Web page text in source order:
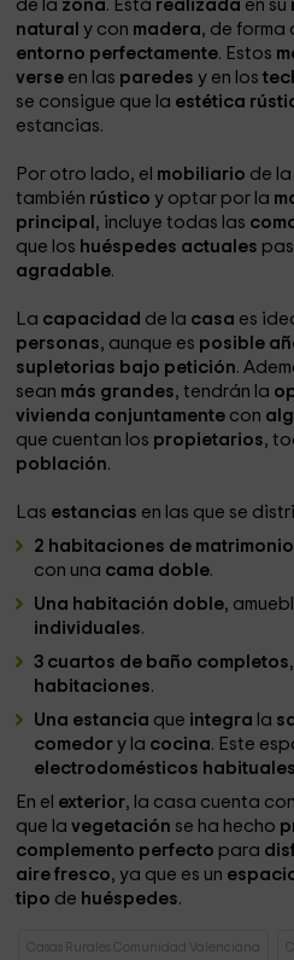
de la zona. Está realizada en su
naturaly con madera, de forma
entorno perfectamente. Estos
verse en las paredesy en los
se consigue que la estética
estancias.
Por otro lado, el mobiliario de la
también rústicoy optar por la
principal , incluye todas las
que los huéspedes actuales
agradable.
La capacidad de la casa es
personas, aunque es posible
supletorias bajo petición.
sean más grandes, tendrán la
vivienda conjuntamente con
que cuentan los propietarios,
población.
Las estancias en las que se
2 habitaciones de
con una cama doble.
Una habitación doble,
individuales.
3 cuartos de baño completos,
habitaciones.
Una estancia que integra la
comedory la cocina. Este
electrodomésticos habituales
En el exterior, la casa cuenta
que lavegetación se ha hecho
complemento perfecto para
aire fresco, ya que es un
tipo de huéspedes.
Casas Rurales Comunidad Valenciana